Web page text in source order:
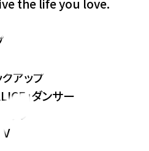
the life you love.
アップ
」ダンサー
プ